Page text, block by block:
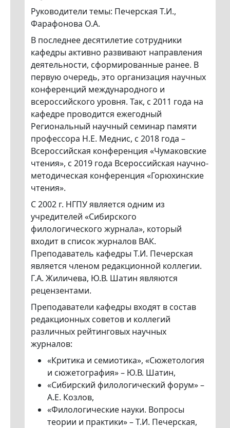
Руководители темы: Печерская Т.И.,
Фарафонова О.А.
В последнее десятилетие сотрудники
кафедры активно развивают направления
деятельности, сформированные ранее. В
первую очередь, это организация научных
конференций международного и
всероссийского уровня. Так, с 2011 года на
кафедре проводится ежегодный
Региональный научный семинар памяти
профессора Н.Е. Меднис, с 2018 года –
Всероссийская конференция «Чумаковские
чтения», с 2019 года Всероссийская научно-
методическая конференция «Горюхинские
чтения».
С 2002 г. НГПУ является одним из
учредителей «Сибирского
филологического журнала», который
входит в список журналов ВАК.
Преподаватель кафедры Т.И. Печерская
является членом редакционной коллегии.
Г.А. Жиличева, Ю.В. Шатин являются
рецензентами.
Преподаватели кафедры входят в состав
редакционных советов и коллегий
различных рейтинговых научных
журналов:
«Критика и семиотика», «Сюжетология
и сюжетография» – Ю.В. Шатин,
«Сибирский филологический форум» –
А.Е. Козлов,
«Филологические науки. Вопросы
теории и практики» – Т.И. Печерская,